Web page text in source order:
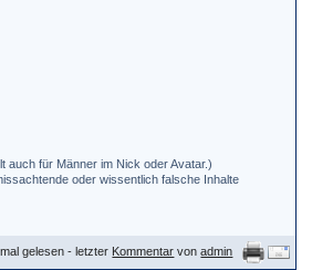
auch für Männer im Nick oder Avatar.)
oder wissentlich falsche Inhalte
gelesen - letzter Kommentar vonadmin